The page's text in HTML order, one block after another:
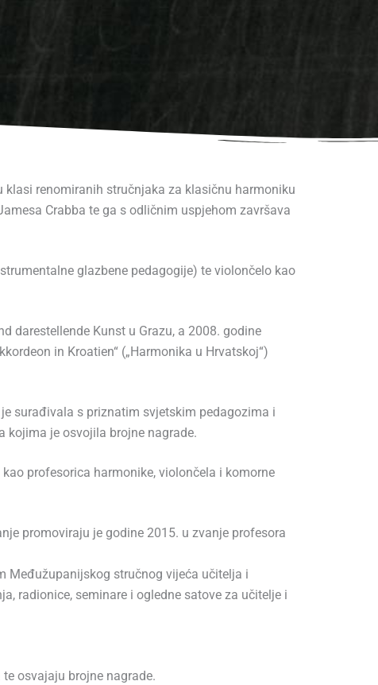
renomiranih stručnjaka za klasičnu harmoniku
Crabba te ga s odličnim uspjehom završava
glazbene pedagogije) te violončelo kao
darestellende Kunst u Grazu, a 2008. godine
in Kroatien“ („Harmonika u Hrvatskoj“)
surađivala s priznatim svjetskim pedagozima i
kojima je osvojila brojne nagrade.
profesorica harmonike, violončela i komorne
promoviraju je godine 2015. u zvanje profesora
Međužupanijskog stručnog vijeća učitelja i
radionice, seminare i ogledne satove za učitelje i
osvajaju brojne nagrade.